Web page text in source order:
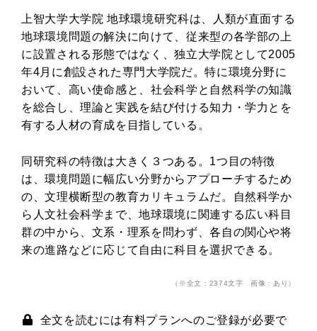
上智大学大学院 地球環境研究科は、人類が直面する
地球環境問題の解決に向けて、従来型の各学部の上
に設置される形態ではなく、独立大学院として2005
年4月に創設された専門大学院だ。特に環境分野に
おいて、高い使命感と、社会科学と自然科学の知識
を総合し、理論と実践を結び付ける知力・学力とを
有する人材の育成を目指している。
同研究科の特徴は大きく３つある。1つ目の特徴
は、環境問題に幅広い分野からアプローチするため
の、文理横断型の教育カリキュラムだ。自然科学か
ら人文社会科学まで、地球環境に関連する広い科目
群の中から、文系・理系を問わず、各自の関心や将
来の進路などに応じて自由に科目を選択できる。
（※全文：2374文字 画像：あり）
全文を読むには有料プランへのご登録が必要で